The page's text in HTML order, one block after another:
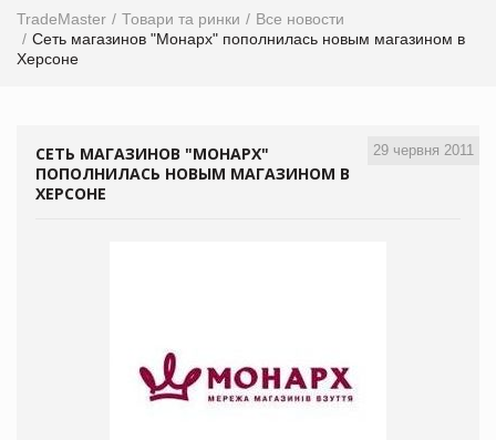
TradeMaster Товари та ринки
Все новости
Сеть магазинов "Монарх" пополнилась новым магазином в
Херсоне
29 червня 2011
СЕТЬ МАГАЗИНОВ "МОНАРХ"
ПОПОЛНИЛАСЬ НОВЫМ МАГАЗИНОМ В
ХЕРСОНЕ